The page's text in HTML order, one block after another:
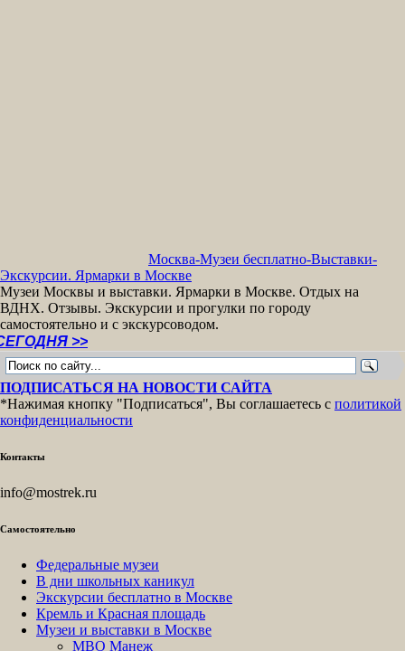
Москва-Музеи бесплатно-Выставки-
Экскурсии. Ярмарки в Москве
Музеи Москвы и выставки. Ярмарки в Москве. Отдых на
ВДНХ. Отзывы. Экскурсии и прогулки по городу
самостоятельно и с экскурсоводом.
ПОДПИСАТЬСЯ НА НОВОСТИ САЙТА
*Нажимая кнопку "Подписаться", Вы соглашаетесь с политикой
конфиденциальности
Контакты
info@mostrek.ru
Самостоятельно
Федеральные музеи
В дни школьных каникул
Экскурсии бесплатно в Москве
Кремль и Красная площадь
Музеи и выставки в Москве
МВО Манеж